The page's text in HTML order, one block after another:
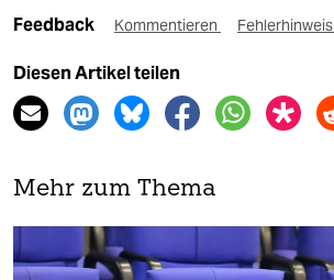
Feedback Kommentieren Fehlerhinweis
Diesen Artikel teilen
Mehr zum Thema